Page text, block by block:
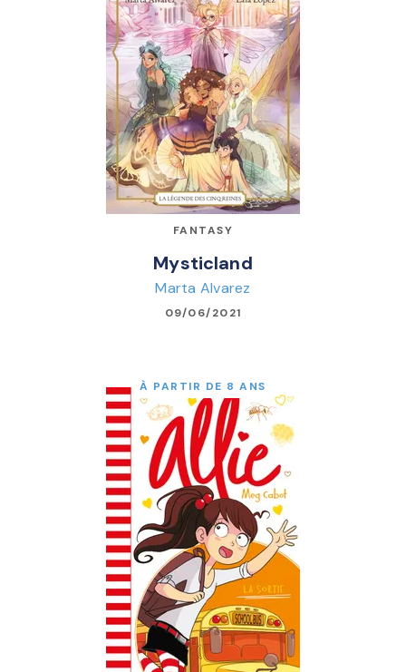
FANTASY
Mysticland
Marta Alvarez
09/06/2021
À PARTIR DE 8 ANS